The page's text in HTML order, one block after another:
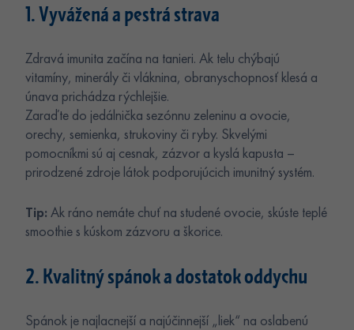
1. Vyvážená a pestrá strava
Zdravá imunita začína na tanieri. Ak telu chýbajú
vitamíny, minerály či vláknina, obranyschopnosť klesá a
únava prichádza rýchlejšie.
Zaraďte do jedálnička sezónnu zeleninu a ovocie,
orechy, semienka, strukoviny či ryby. Skvelými
pomocníkmi sú aj cesnak, zázvor a kyslá kapusta –
prirodzené zdroje látok podporujúcich imunitný systém.
Tip: Ak ráno nemáte chuť na studené ovocie, skúste teplé
smoothie s kúskom zázvoru a škorice.
2. Kvalitný spánok a dostatok oddychu
Spánok je najlacnejší a najúčinnejší „liek“ na oslabenú